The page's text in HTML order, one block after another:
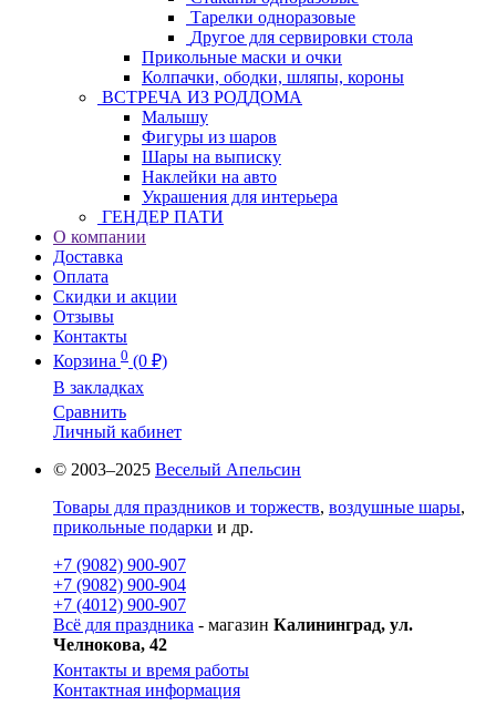
Тарелки одноразовые
Другое для сервировки стола
Прикольные маски и очки
Колпачки, ободки, шляпы, короны
ВСТРЕЧА ИЗ РОДДОМА
Малышу
Фигуры из шаров
Шары на выписку
Наклейки на авто
Украшения для интерьера
ГЕНДЕР ПАТИ
О компании
Доставка
Оплата
Скидки и акции
Отзывы
Контакты
Корзина 0 (0 ₽)
В закладках
Сравнить
Личный кабинет
© 2003–2025 Веселый Апельсин
Товары для праздников и торжеств, воздушные шары,
прикольные подарки и др.
+7 (9082) 900-907
+7 (9082) 900-904
+7 (4012) 900-907
Всё для праздника - магазин Калининград, ул.
Челнокова, 42
Контакты и время работы
Контактная информация